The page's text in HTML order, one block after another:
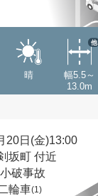
晴
幅5.5～
13.0m
他
20日(金)13:00
坂町 付近
破事故
輪車(1)